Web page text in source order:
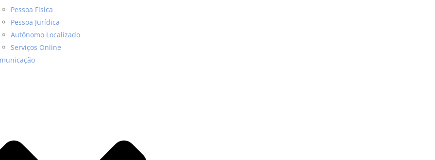
Pessoa Física
Pessoa Jurídica
Autônomo Localizado
Serviços Online